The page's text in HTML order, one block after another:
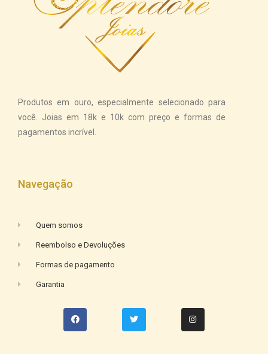
Produtos em ouro, especialmente selecionado para
você. Joias em 18k e 10k com preço e formas de
pagamentos incrível.
Navegação
Quem somos
Reembolso e Devoluções
Formas de pagamento
Garantia